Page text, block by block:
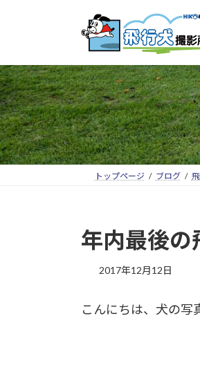
トップページ ブログ
年内最後の
2017年12月12日
こんにちは、犬の写